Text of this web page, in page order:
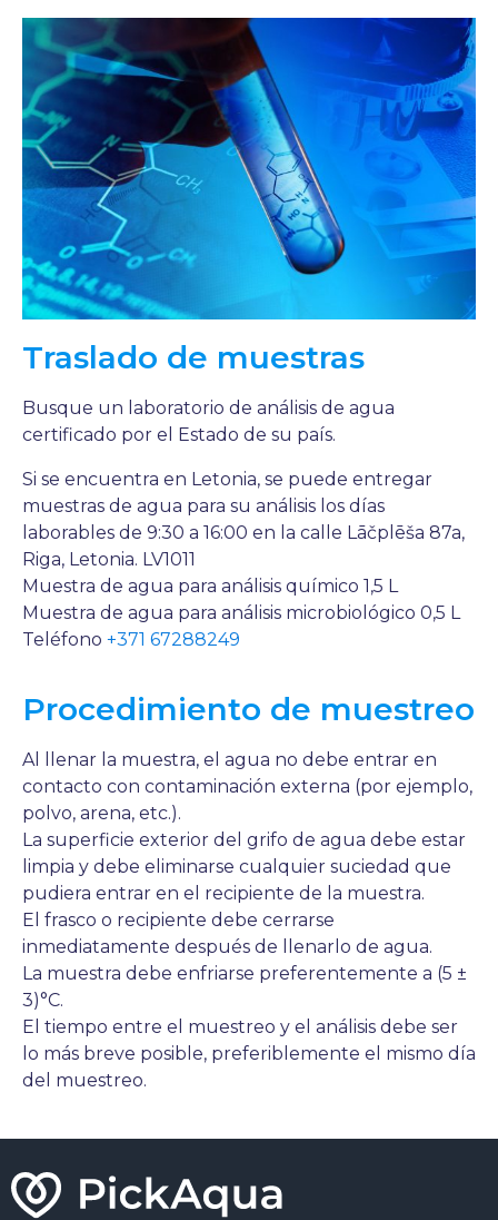
Traslado de muestras
Busque un laboratorio de análisis de agua
certificado por el Estado de su país.
Si se encuentra en Letonia, se puede entregar
muestras de agua para su análisis los días
laborables de 9:30 a 16:00 en la calle Lāčplēša 87a,
Riga, Letonia. LV1011
Muestra de agua para análisis químico 1,5 L
Muestra de agua para análisis microbiológico 0,5 L
Teléfono +371 67288249
Procedimiento de muestreo
Al llenar la muestra, el agua no debe entrar en
contacto con contaminación externa (por ejemplo,
polvo, arena, etc.).
La superficie exterior del grifo de agua debe estar
limpia y debe eliminarse cualquier suciedad que
pudiera entrar en el recipiente de la muestra.
El frasco o recipiente debe cerrarse
inmediatamente después de llenarlo de agua.
La muestra debe enfriarse preferentemente a (5 ±
3)°C.
El tiempo entre el muestreo y el análisis debe ser
lo más breve posible, preferiblemente el mismo día
del muestreo.